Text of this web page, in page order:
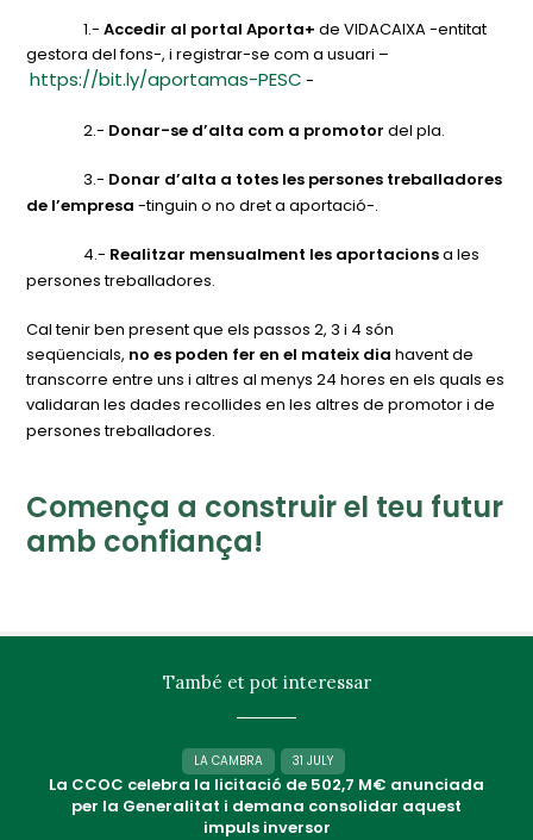
1.- Accedir al portal Aporta+ de VIDACAIXA -entitat
gestora del fons-, i registrar-se com a usuari –
https://bit.ly/aportamas-PESC -
2.- Donar-se d’alta com a promotor del pla.
3.- Donar d’alta a totes les persones treballadores
de l’empresa -tinguin o no dret a aportació-.
4.- Realitzar mensualment les aportacionsa les
persones treballadores.
Cal tenir ben present que els passos 2, 3 i 4 són
seqüencials, no es poden fer en el mateix dia havent de
transcorre entre uns i altres al menys 24 hores en els quals es
validaran les dades recollides en les altres de promotor i de
persones treballadores.
Comença a construir el teu futur
amb confiança!
També et pot interessar
LA CAMBRA 31 JULY
La CCOC celebra la licitació de 502,7 M€ anunciada
per la Generalitat i demana consolidar aquest
impuls inversor